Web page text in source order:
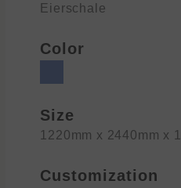
Eierschale
Color
Size
1220mm x 2440mm x
Customization